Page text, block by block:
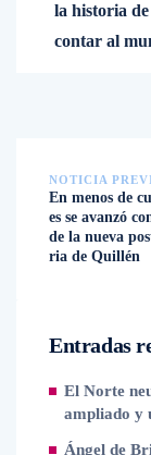
la historia
contar al
NOTICIA
En menos de
es se avanzó
de la nueva
ria de Quillén
Entradas
El Norte
ampliado y
Ángel de